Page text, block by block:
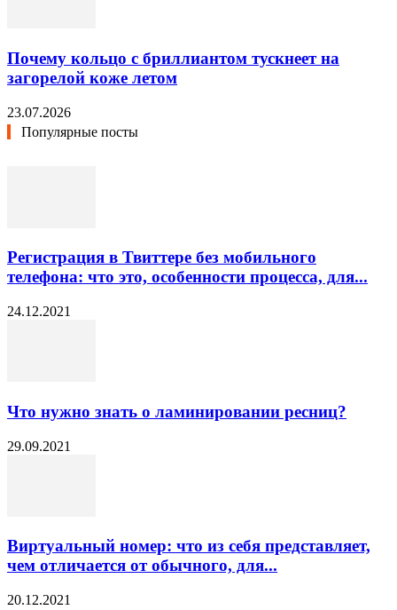
Почему кольцо с бриллиантом тускнеет на
загорелой коже летом
23.07.2026
Популярные посты
Регистрация в Твиттере без мобильного
телефона: что это, особенности процесса, для...
24.12.2021
Что нужно знать о ламинировании ресниц?
29.09.2021
Виртуальный номер: что из себя представляет,
чем отличается от обычного, для...
20.12.2021